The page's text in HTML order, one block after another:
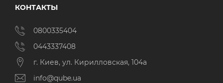
КОНТАКТЫ
0800335404
0443337408
г. Киев, ул. Кирилловская, 104а
info@qube.ua